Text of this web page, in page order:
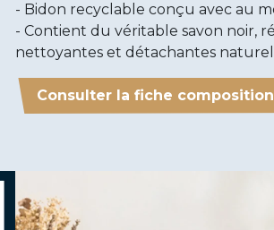
Bidon recyclable conçu avec au
Contient du véritable savon noir,
nettoyantes et détachantes
Consulter la fiche composition